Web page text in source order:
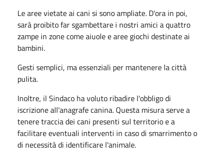
Le aree vietate ai cani si sono ampliate. D'ora in poi,
sarà proibito far sgambettare i nostri amici a quattro
zampe in zone come aiuole e aree giochi destinate ai
bambini.
Gesti semplici, ma essenziali per mantenere la città
pulita.
Inoltre, il Sindaco ha voluto ribadire l'obbligo di
iscrizione all'anagrafe canina. Questa misura serve a
tenere traccia dei cani presenti sul territorio e a
facilitare eventuali interventi in caso di smarrimento o
di necessità di identificare l'animale.